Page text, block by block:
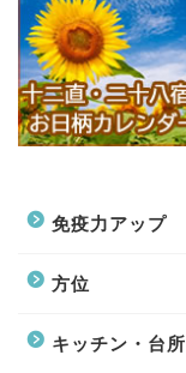
免疫力アップ
方位
キッチン・台所